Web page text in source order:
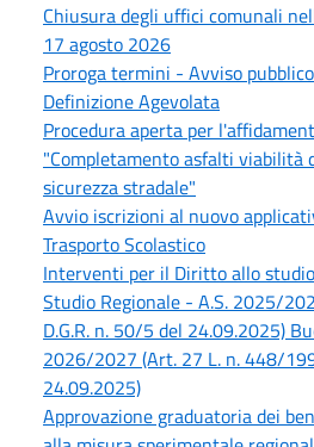
Chiusura degli uffici comunali
17 agosto 2026
Proroga termini - Avviso
Definizione Agevolata
Procedura aperta per
"Completamento asfalti viabilità
sicurezza stradale"
Avvio iscrizioni al nuovo
Trasporto Scolastico
Interventi per il Diritto allo
Studio Regionale - A.S. 2025/
D.G.R. n. 50/5 del 24.09.2025)
2026/2027 (Art. 27 L. n. 448/
24.09.2025)
Approvazione graduatoria dei